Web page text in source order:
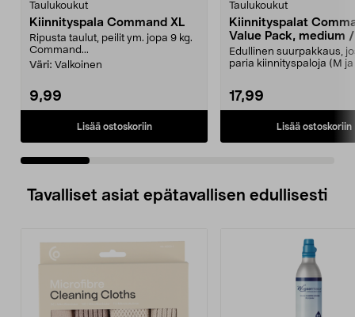
Taulukoukut
Kiinnityspala Command XL
Ripusta taulut, peilit ym. jopa 9 kg.
Command...
Väri: Valkoinen
9,99
Lisää ostoskoriin
Taulukoukut
Kiinnityspalat
Value Pack, medium
Edullinen suurpakkaus,
paria kiinnityspaloja (M ja
17,99
Lisää ostoskoriin
Tavalliset asiat epätavallisen edullisesti